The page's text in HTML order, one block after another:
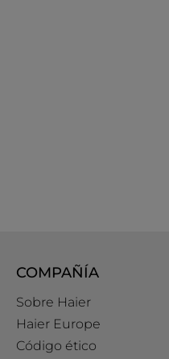
COMPAÑÍA
Sobre Haier
Haier Europe
Código ético